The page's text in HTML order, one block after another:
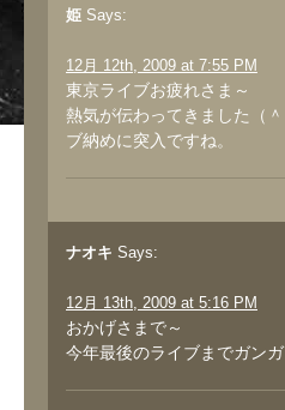
姫 Says:
12月 12th, 2009 at 7:55 PM
東京ライブお疲れさま～
熱気が伝わってきました（
ブ納めに突入ですね。
ナオキ Says:
12月 13th, 2009 at 5:16 PM
おかげさまで～
今年最後のライブまでガン